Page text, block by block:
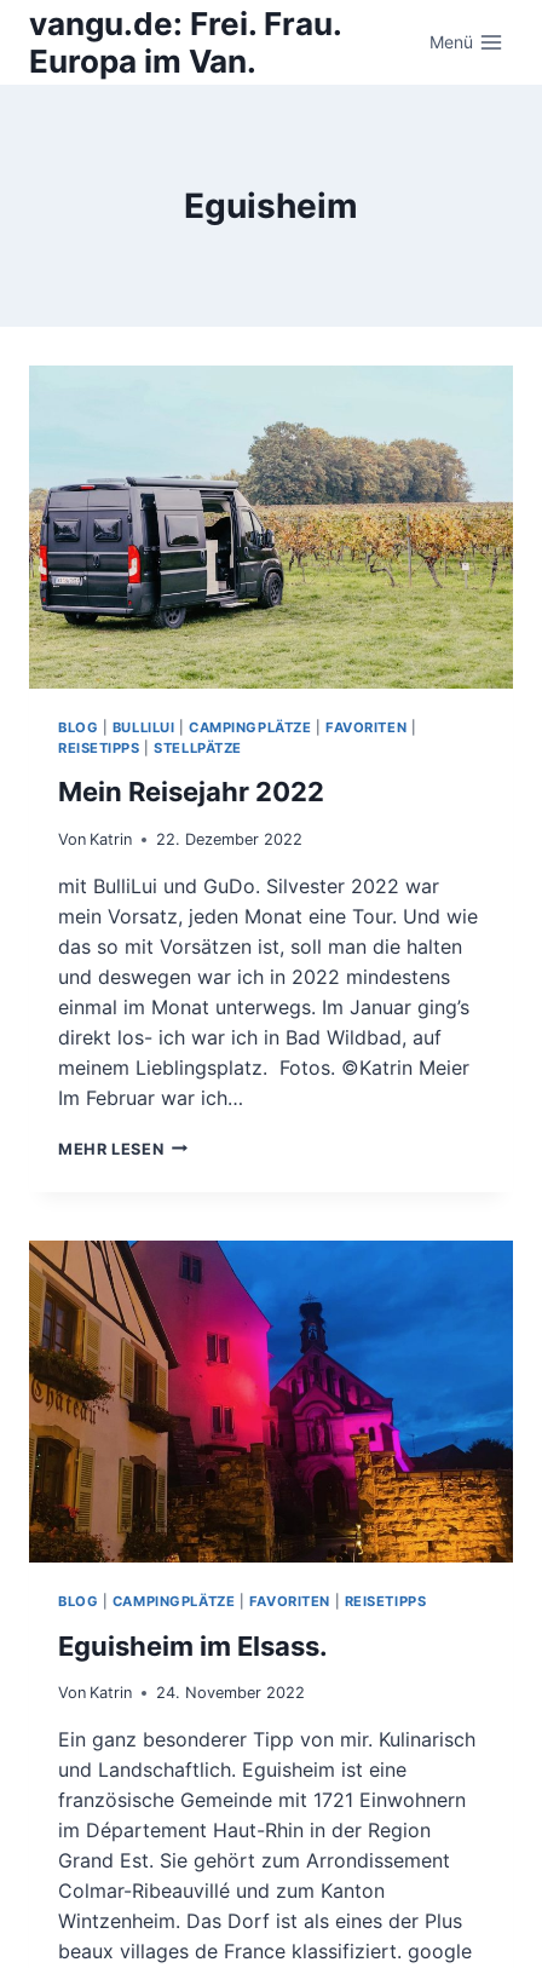
Zum
Inhalt
springen
vangu.de: Frei. Frau.
Europa im Van.
Menü
Eguisheim
BLOG BULLILUI |CAMPINGPLÄTZE |FAVORITEN
REISETIPPS |STELLPÄTZE
Mein Reisejahr 2022
Von Katrin 22. Dezember 2022
mit BulliLui und GuDo. Silvester 2022 war
mein Vorsatz, jeden Monat eine Tour. Und wie
das so mit Vorsätzen ist, soll man die halten
und deswegen war ich in 2022 mindestens
einmal im Monat unterwegs. Im Januar ging’s
direkt los- ich war ich in Bad Wildbad, auf
meinem Lieblingsplatz. Fotos. ©Katrin Meier
Im Februar war ich…
MEHR LESENMEIN
BLOG CAMPINGPLÄTZE FAVORITEN REISETIPPS
Eguisheim im Elsass.
Von Katrin 24. November 2022
Ein ganz besonderer Tipp von mir. Kulinarisch
und Landschaftlich. Eguisheim ist eine
französische Gemeinde mit 1721 Einwohnern
im Département Haut-Rhin in der Region
Grand Est. Sie gehört zum Arrondissement
Colmar-Ribeauvillé und zum Kanton
Wintzenheim. Das Dorf ist als eines der Plus
beaux villages de France klassifiziert. google